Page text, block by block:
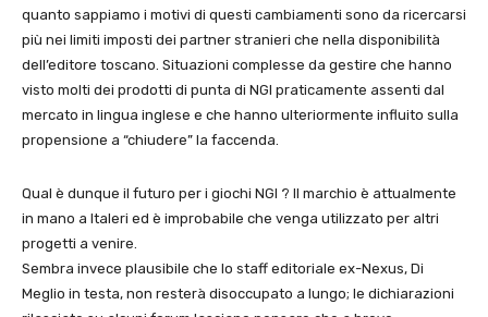
quanto sappiamo i motivi di questi cambiamenti sono da ricercarsi
più nei limiti imposti dei partner stranieri che nella disponibilità
dell’editore toscano. Situazioni complesse da gestire che hanno
visto molti dei prodotti di punta di NGI praticamente assenti dal
mercato in lingua inglese e che hanno ulteriormente influito sulla
propensione a “chiudere” la faccenda.
Qual è dunque il futuro per i giochi NGI ? Il marchio è attualmente
in mano a Italeri ed è improbabile che venga utilizzato per altri
progetti a venire.
Sembra invece plausibile che lo staff editoriale ex-Nexus, Di
Meglio in testa, non resterà disoccupato a lungo; le dichiarazioni